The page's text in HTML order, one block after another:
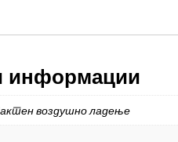
информации
воздушно ладење